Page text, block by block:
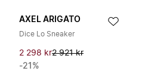
AXEL ARIGATO
Dice Lo Sneaker
2 298 kr2 921 kr
-21%